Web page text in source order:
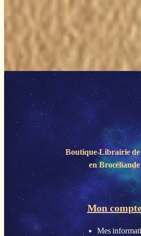
Boutique-Librairie
en Brocéliande
Mon
Mes